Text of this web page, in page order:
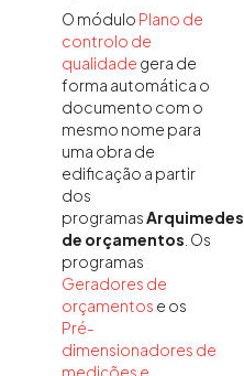
O módulo Plano de
controlo de
qualidade gera de
forma automática o
documento com o
mesmo nome para
uma obra de
edificação a partir
dos
programasArquimedes
de orçamentos . Os
programas
Geradores de
orçamentos e os
Pré-
dimensionadores de
medições e